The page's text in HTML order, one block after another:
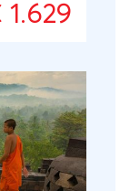
vulkanen
en
jezelf
of
tempel.
1.629